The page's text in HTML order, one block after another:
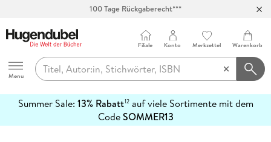
100 Tage Rückgaberecht***
Hugendubel
Menu
Filiale Konto Merkzettel Warenkorb
Summer Sale: 13% Rabatt12auf viele Sortimente mit dem
CodeSOMMER13
erfahren